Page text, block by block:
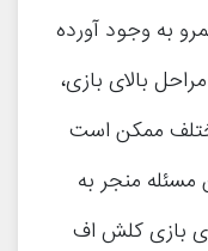
به وجود آورده
بالای بازی،
ممکن است
مسئله منجر به
بازی کلش اف